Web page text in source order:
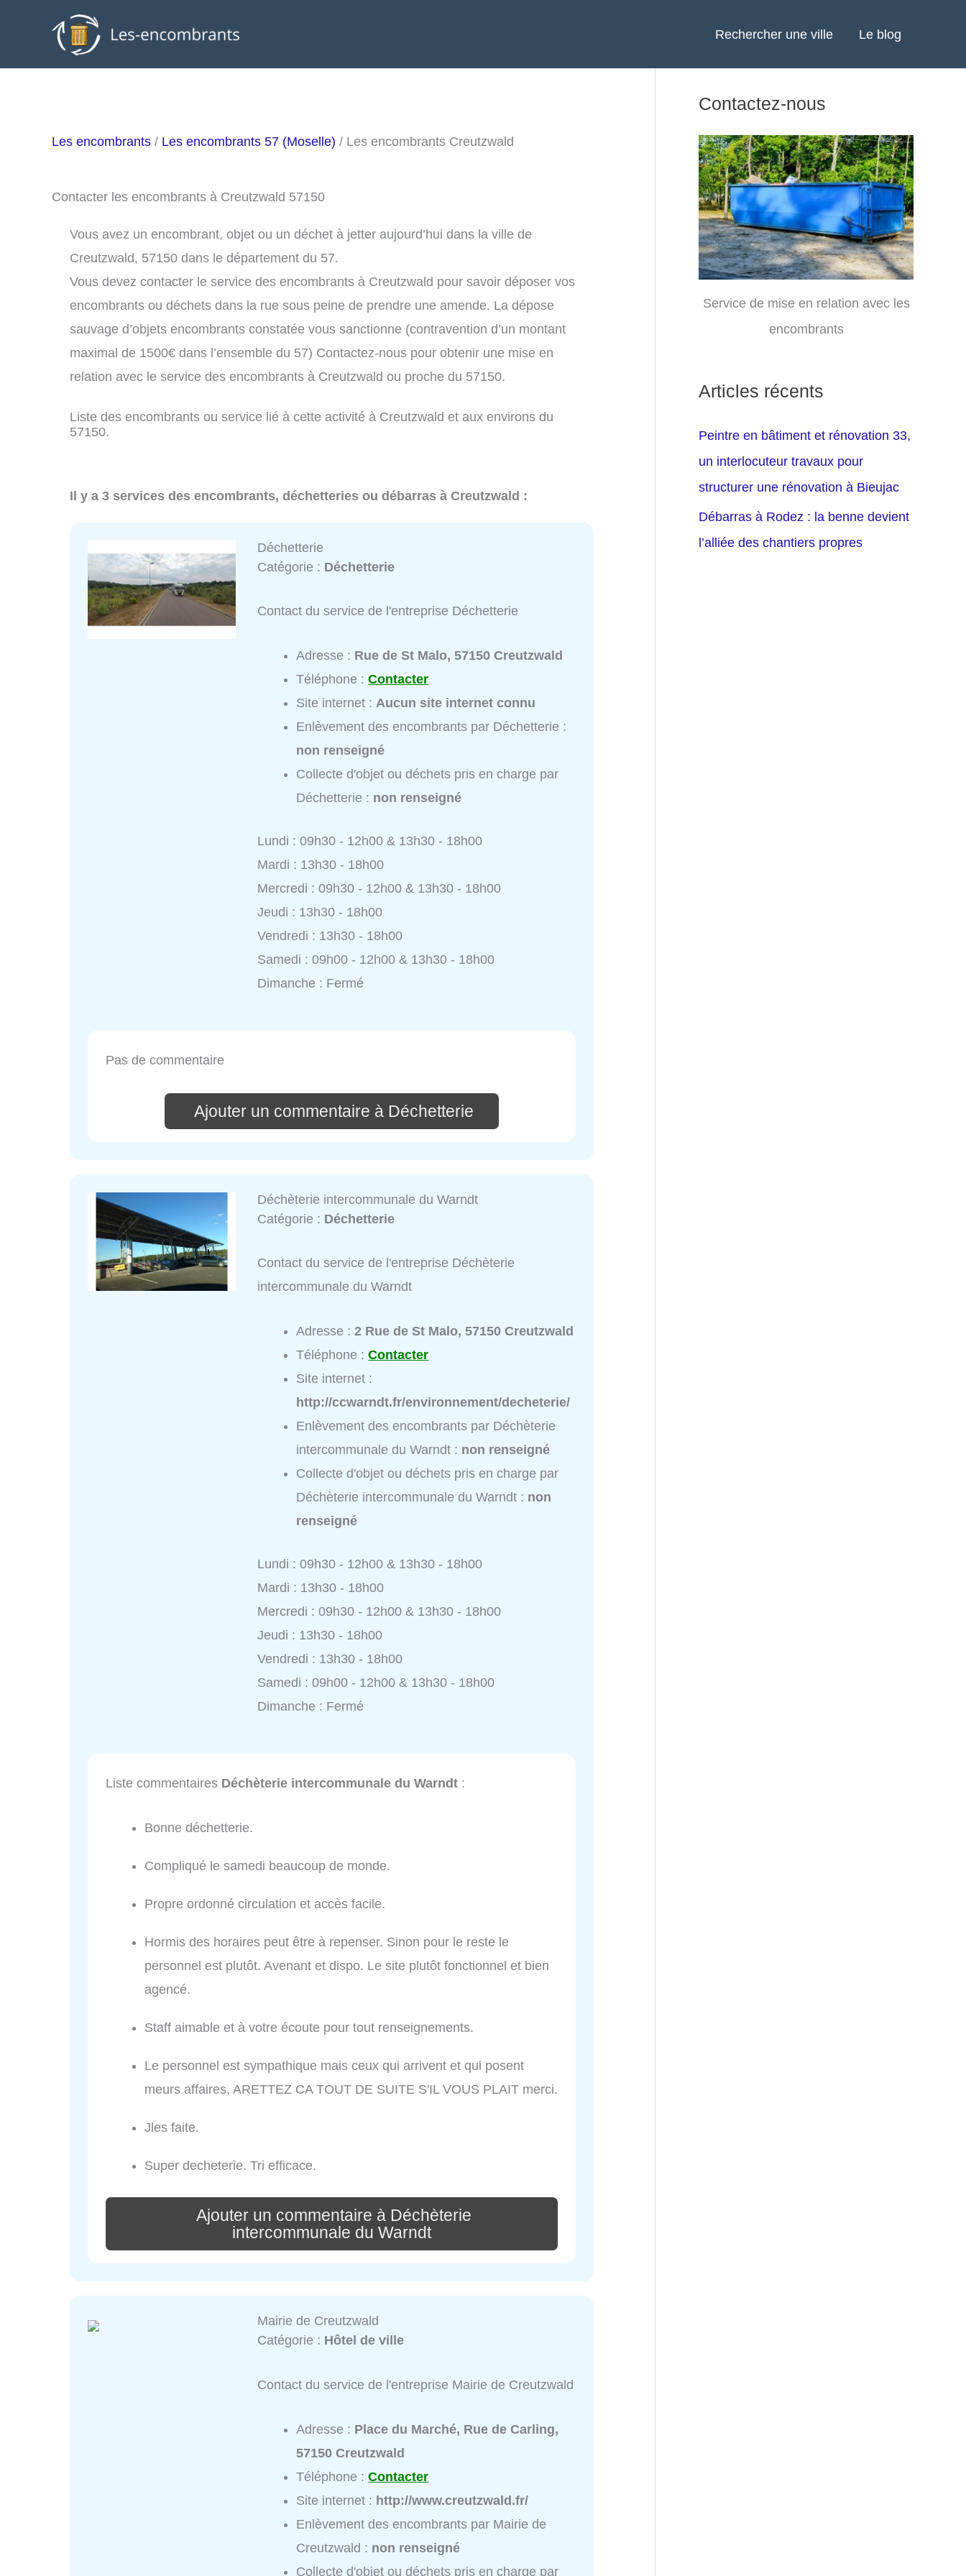
Rechercher une ville Le blog
Les encombrants / Les encombrants 57 (Moselle) / Les encombrants Creutzwald
Contacter les encombrants à Creutzwald 57150
Vous avez un encombrant, objet ou un déchet à jetter aujourd’hui dans la ville de
Creutzwald, 57150 dans le département du 57.
Vous devez contacter le service des encombrants à Creutzwald pour savoir déposer vos
encombrants ou déchets dans la rue sous peine de prendre une amende. La dépose
sauvage d’objets encombrants constatée vous sanctionne (contravention d’un montant
maximal de 1500€ dans l’ensemble du 57) Contactez-nous pour obtenir une mise en
relation avec le service des encombrants à Creutzwald ou proche du 57150.
Liste des encombrants ou service lié à cette activité à Creutzwald et aux environs du
57150.
Il y a 3 services des encombrants, déchetteries ou débarras à Creutzwald :
Déchetterie
Catégorie : Déchetterie
Contact du service de l'entreprise Déchetterie
Adresse : Rue de St Malo, 57150 Creutzwald
Téléphone :Contacter
Site internet :Aucun site internet connu
Enlèvement des encombrants par Déchetterie :
non renseigné
Collecte d'objet ou déchets pris en charge par
Déchetterie : non renseigné
Lundi : 09h30 - 12h00 & 13h30 - 18h00
Mardi : 13h30 - 18h00
Mercredi : 09h30 - 12h00 & 13h30 - 18h00
Jeudi : 13h30 - 18h00
Vendredi : 13h30 - 18h00
Samedi : 09h00 - 12h00 & 13h30 - 18h00
Dimanche : Fermé
Pas de commentaire
Ajouter un commentaire à Déchetterie
Déchèterie intercommunale du Warndt
Catégorie : Déchetterie
Contact du service de l'entreprise Déchèterie
intercommunale du Warndt
Adresse :2 Rue de St Malo, 57150 Creutzwald
Téléphone :Contacter
Site internet :
http://ccwarndt.fr/environnement/decheterie/
Enlèvement des encombrants par Déchèterie
intercommunale du Warndt : non renseigné
Collecte d'objet ou déchets pris en charge par
Déchèterie intercommunale du Warndt : non
renseigné
Lundi : 09h30 - 12h00 & 13h30 - 18h00
Mardi : 13h30 - 18h00
Mercredi : 09h30 - 12h00 & 13h30 - 18h00
Jeudi : 13h30 - 18h00
Vendredi : 13h30 - 18h00
Samedi : 09h00 - 12h00 & 13h30 - 18h00
Dimanche : Fermé
Liste commentaires Déchèterie intercommunale du Warndt :
Bonne déchetterie.
Compliqué le samedi beaucoup de monde.
Propre ordonné circulation et accès facile.
Hormis des horaires peut être à repenser. Sinon pour le reste le
personnel est plutôt. Avenant et dispo. Le site plutôt fonctionnel et bien
agencé.
Staff aimable et à votre écoute pour tout renseignements.
Le personnel est sympathique mais ceux qui arrivent et qui posent
meurs affaires, ARETTEZ CA TOUT DE SUITE S'IL VOUS PLAIT merci.
Jles faite.
Super decheterie. Tri efficace.
Ajouter un commentaire à Déchèterie
intercommunale du Warndt
Mairie de Creutzwald
Catégorie : Hôtel de ville
Contact du service de l'entreprise Mairie de Creutzwald
Adresse : Place du Marché, Rue de Carling,
57150 Creutzwald
Téléphone :Contacter
Site internet : http://www.creutzwald.fr/
Enlèvement des encombrants par Mairie de
Creutzwald : non renseigné
Collecte d'objet ou déchets pris en charge par
Contactez-nous
Service de mise en relation avec les
encombrants
Articles récents
Peintre en bâtiment et rénovation 33,
un interlocuteur travaux pour
structurer une rénovation à Bieujac
Débarras à Rodez : la benne devient
l’alliée des chantiers propres